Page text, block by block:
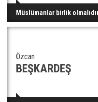
Müslümanlar birlik
Özcan
BEŞKARDEŞ